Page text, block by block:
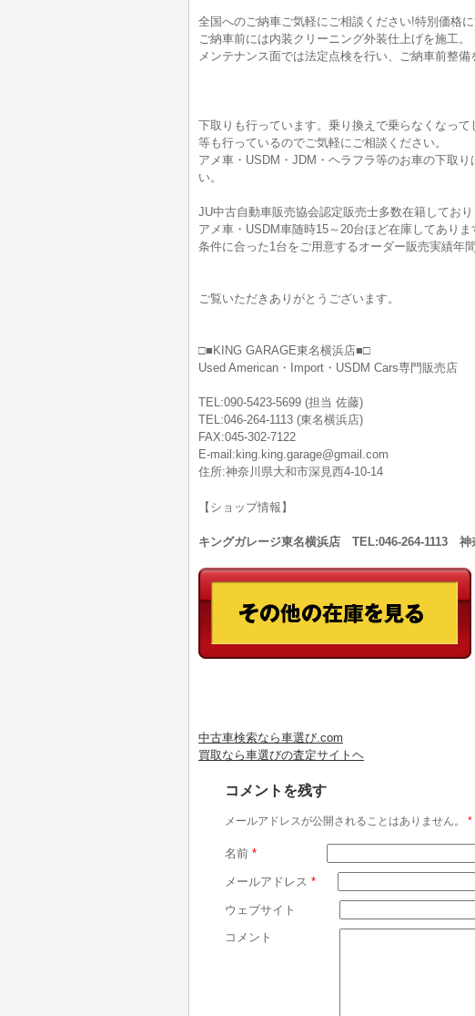
全国へのご納車ご気軽にご相談ください!特別価格に
ご納車前には内装クリーニング外装仕上げを施工。
メンテナンス面では法定点検を行い、ご納車前整備
下取りも行っています。乗り換えで乗らなくなっ
等も行っているのでご気軽にご相談ください。
アメ車・USDM・JDM・ヘラフラ等のお車の下取
い。
JU中古自動車販売協会認定販売士多数在籍してお
アメ車・USDM車随時15～20台ほど在庫してあり
条件に合った1台をご用意するオーダー販売実績年
ご覧いただきありがとうございます。
□■KING GARAGE東名横浜店■□
Used American・Import・USDM Cars専門販売店
TEL:090-5423-5699 (担当 佐藤)
TEL:046-264-1113 (東名横浜店)
FAX:045-302-7122
E-mail:king.king.garage@gmail.com
住所:神奈川県大和市深見西4-10-14
【ショップ情報】
キングガレージ東名横浜店 TEL:046-264-1113 神
中古車検索なら車選び.com
買取なら車選びの査定サイトヘ
コメントを残す
メールアドレスが公開されることはありません。 *
名前 *
メールアドレス *
ウェブサイト
コメント